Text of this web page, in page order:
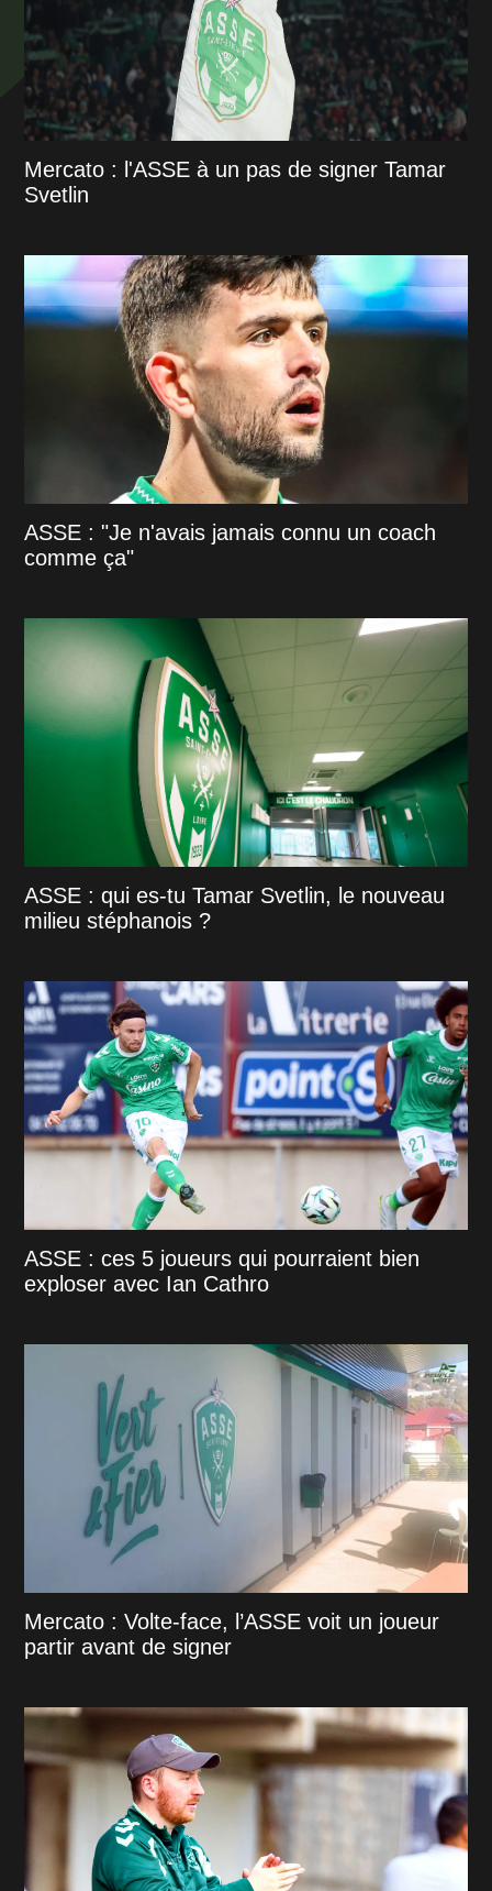
Mercato : l'ASSE à un pas de signer Tamar
Svetlin
ASSE : "Je n'avais jamais connu un coach
comme ça"
ASSE : qui es-tu Tamar Svetlin, le nouveau
milieu stéphanois ?
ASSE : ces 5 joueurs qui pourraient bien
exploser avec Ian Cathro
Mercato : Volte-face, l’ASSE voit un joueur
partir avant de signer